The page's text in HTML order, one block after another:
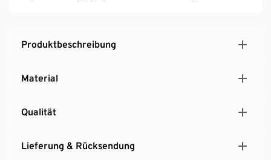
Produktbeschreibung
Material
Qualität
Lieferung & Rücksendung